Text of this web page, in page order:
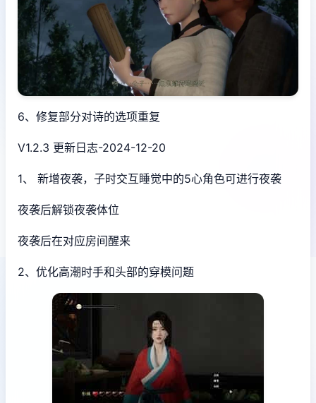
6、修复部分对诗的选项重复
V1.2.3 更新日志-2024-12-20
1、 新增夜袭，子时交互睡觉中的5心角色可进行夜袭
夜袭后解锁夜袭体位
夜袭后在对应房间醒来
2、优化高潮时手和头部的穿模问题